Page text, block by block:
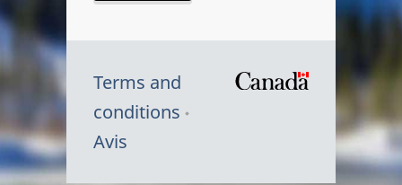
Terms and
conditions
Avis
Symbole